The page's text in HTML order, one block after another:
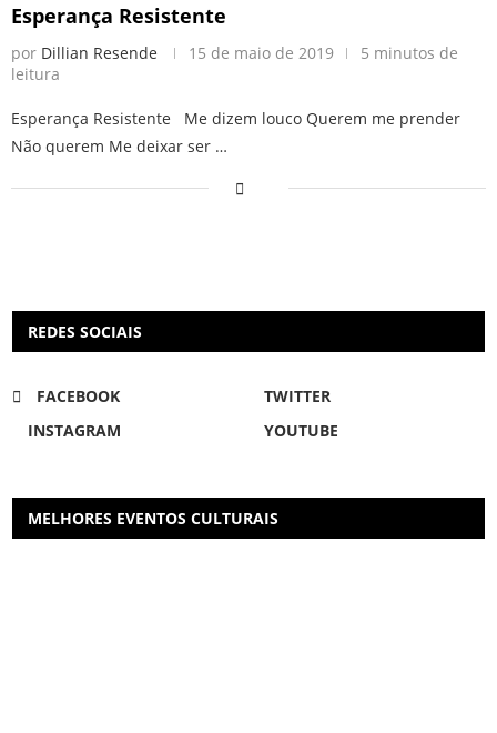
Esperança Resistente
por Dillian Resende 15 de maio de 2019
5 minutos de
leitura
Esperança Resistente Me dizem louco Querem me prender
Não querem Me deixar ser …
REDES SOCIAIS
FACEBOOK
TWITTER
INSTAGRAM
YOUTUBE
MELHORES EVENTOS CULTURAIS